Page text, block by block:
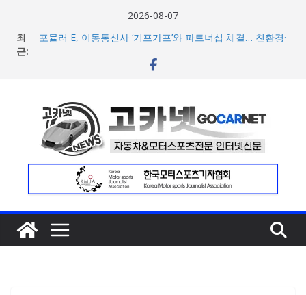
2026-08-07
최
근:
포뮬러 E, 이동통신사 ‘기프가프’와 파트너십 체결… 친환경·
람보르기니, 이탈리아 우주비행사 네스폴리와 ‘미우라 SV’
공개… 본격 계약 개시
아우디, 405일 만에 완성한 초고성능 슈퍼카 ‘누볼라리’ 제
작 비하인드 영상 공개
[신차] 가주 레이싱, 주행 성능 강화한 ‘GR86’ 부분변경 모델
공개… 일본서 28일 계약 개시